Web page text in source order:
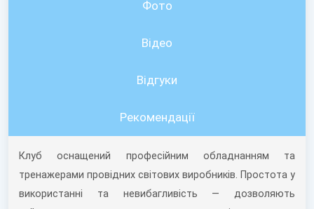
Фото
Відео
Вiдгуки
Рекомендації
Клуб оснащений професійним обладнанням та
тренажерами провідних світових виробників. Простота у
використанні та невибагливість — дозволяють